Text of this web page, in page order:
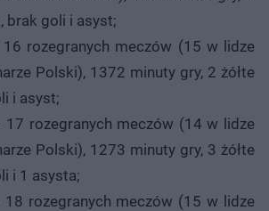
brak goli i asyst;
rozegranych meczów (15 w lidze
Polski), 1372 minuty gry, 2 żółte
i asyst;
17 rozegranych meczów (14 w lidze
Polski), 1273 minuty gry, 3 żółte
i 1 asysta;
rozegranych meczów (15 w lidze